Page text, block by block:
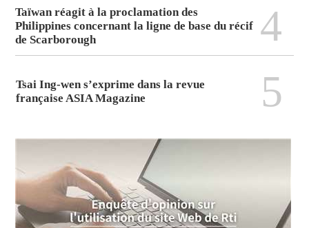
Taïwan réagit à la proclamation des
Philippines concernant la ligne de base du récif
de Scarborough
4
Tsai Ing-wen s’exprime dans la revue
française ASIA Magazine
5